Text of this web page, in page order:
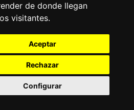
de donde llegan
visitantes.
Aceptar
Rechazar
Configurar
Fotobenamejí / Made by
Privacy Policy